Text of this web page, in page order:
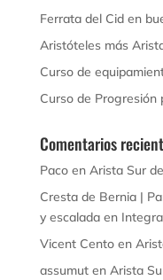
Ferrata del Cid en
Aristóteles más
Curso de
Curso de Progresión
Comentarios
Pacoen Arista Sur
Cresta de Bernia |
y escaladaen
Vicent Centoen
assumuten Arista